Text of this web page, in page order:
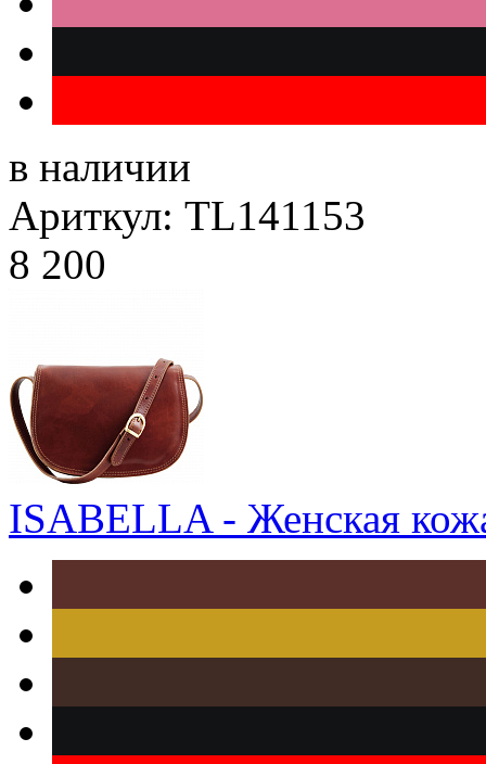
в наличии
Ариткул: TL141153
8 200
ISABELLA - Женская